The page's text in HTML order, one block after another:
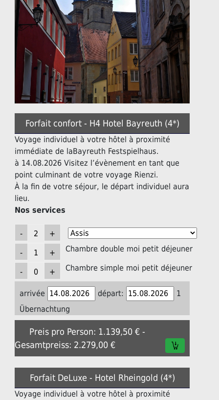
Forfait confort - H4 Hotel Bayreuth (4*)
Voyage individuel à votre hôtel à proximité
immédiate de laBayreuth Festspielhaus.
à 14.08.2026 Visitez l’évènement en tant que
point culminant de votre voyage Rienzi.
À la fin de votre séjour, le départ individuel aura
lieu.
Nos services
Chambre double moi petit déjeuner
Chambre simple moi petit déjeuner
arrivée départ:
1
Übernachtung
Preis pro Person: 1.139,50 € -
Gesamtpreiss: 2.279,00 €
Forfait DeLuxe - Hotel Rheingold (4*)
Voyage individuel à votre hôtel à proximité